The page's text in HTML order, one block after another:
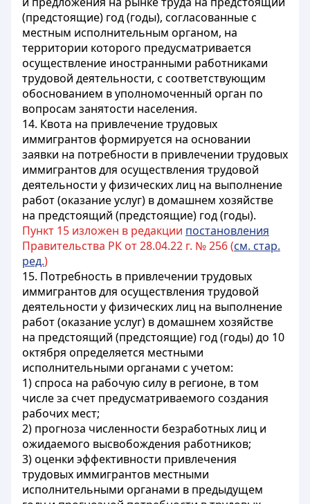
(предстоящие) год (годы), согласованные с
местным исполнительным органом, на
территории которого предусматривается
осуществление иностранными работниками
трудовой деятельности, с соответствующим
обоснованием в уполномоченный орган по
вопросам занятости населения.
14. Квота на привлечение трудовых
иммигрантов формируется на основании
заявки на потребности в привлечении трудовых
иммигрантов для осуществления трудовой
деятельности у физических лиц на выполнение
работ (оказание услуг) в домашнем хозяйстве
на предстоящий (предстоящие) год (годы).
Пункт 15 изложен в редакции постановления
Правительства РК от 28.04.22 г. № 256 (см. стар.
ред.)
15. Потребность в привлечении трудовых
иммигрантов для осуществления трудовой
деятельности у физических лиц на выполнение
работ (оказание услуг) в домашнем хозяйстве
на предстоящий (предстоящие) год (годы) до 10
октября определяется местными
исполнительными органами с учетом:
1) спроса на рабочую силу в регионе, в том
числе за счет предусматриваемого создания
рабочих мест;
2) прогноза численности безработных лиц и
ожидаемого высвобождения работников;
3) оценки эффективности привлечения
трудовых иммигрантов местными
исполнительными органами в предыдущем